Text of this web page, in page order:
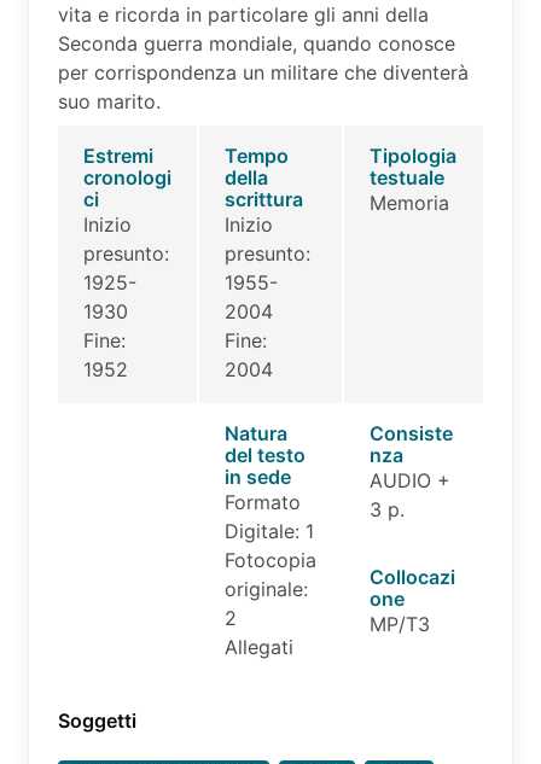
vita e ricorda in particolare gli anni della
Seconda guerra mondiale, quando conosce
per corrispondenza un militare che diventerà
suo marito.
Estremi
cronologi
ci
Inizio
presunto:
1925-
1930
Fine:
1952
Tempo
della
scrittura
Inizio
presunto:
1955-
2004
Fine:
2004
Tipologia
testuale
Memoria
Natura
del testo
in sede
Formato
Digitale: 1
Fotocopia
originale:
2
Allegati
Consiste
nza
AUDIO +
3 p.
Collocazi
one
MP/T3
Soggetti